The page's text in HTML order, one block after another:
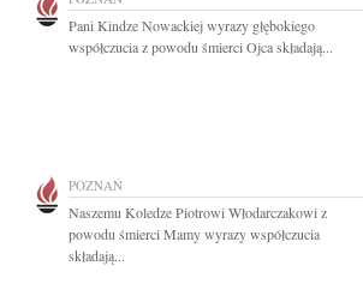
Pani Kindze Nowackiej wyrazy głębokiego
współczucia z powodu śmierci Ojca składają...
POZNAŃ
Naszemu Koledze Piotrowi Włodarczakowi z
powodu śmierci Mamy wyrazy współczucia
składają...